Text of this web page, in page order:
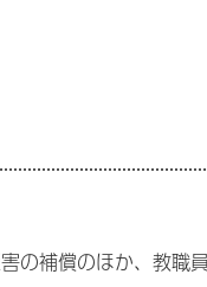
の補償のほか、教職